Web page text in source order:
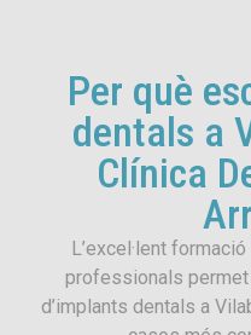
Per què
dentals a
Clínica
L’excel·lent
professionals permet
d’implants dentals a